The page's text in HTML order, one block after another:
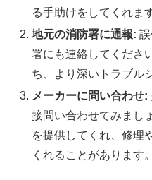
る手助けをしてくれま
地元の消防署に通報:
署にも連絡してくださ
ち、より深いトラブル
メーカーに問い合わせ:
接問い合わせてみまし
を提供してくれ、修理
くれることがあります。